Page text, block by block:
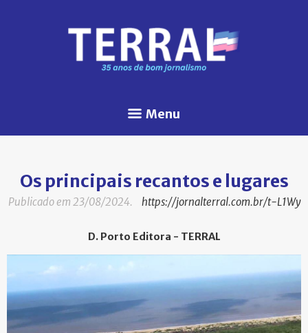
Menu
Os principais recantos e lugares
Publicado em 23/08/2024. https://jornalterral.com.br/t-L1Wy
D. Porto Editora - TERRAL